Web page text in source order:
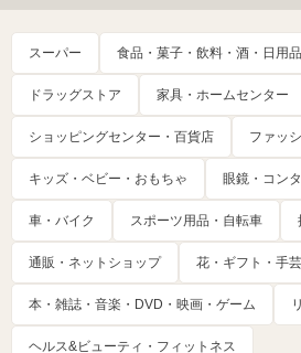
スーパー 食品・菓子・飲料・酒・日用
ドラッグストア 家具・ホームセンター
ショッピングセンター・百貨店 ファッ
キッズ・ベビー・おもちゃ 眼鏡・コン
車・バイク スポーツ用品・自転車
通販・ネットショップ 花・ギフト・手芸
本・雑誌・音楽・DVD・映画・ゲーム
ヘルス&ビューティ・フィットネス